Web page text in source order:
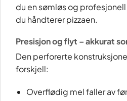
du en sømløs og
du håndterer pizzaen.
Presisjon og flyt – akkurat
Den perforerte
forskjell:
Overflødig mel faller av